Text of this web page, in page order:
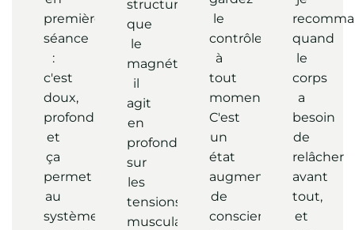
première
séance
:
c'est
doux,
profond,
et
ça
permet
au
système
structuré
que
le
magnétisme,
il
agit
en
profondeur
sur
les
tensions
musculaires
le
contrôle
à
tout
moment.
C'est
un
état
augmenté
de
conscience,
quand
le
corps
a
besoin
de
relâcher
avant
tout,
et